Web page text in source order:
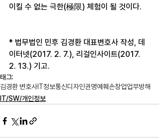
이킬 수 없는 극한(極限) 체험이 될 것이다.
* 법무법인 민후 김경환 대표변호사 작성, 데
이터넷(2017. 2. 7.), 리걸인사이트(2017.
2. 13.) 기고.
태그:
김경환 변호사 IT정보통신디자인권명예훼손창업업무방해
IT/SW/개인정보